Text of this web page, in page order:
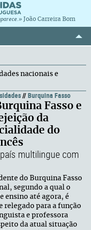
João Carreira Bom
nacionais e
//Burquina Fasso
Fasso e
da
do
multilingue com
do Burquina Fasso
segundo a qual o
ensino até agora, é
relegado para a função
e professora
da atual situação